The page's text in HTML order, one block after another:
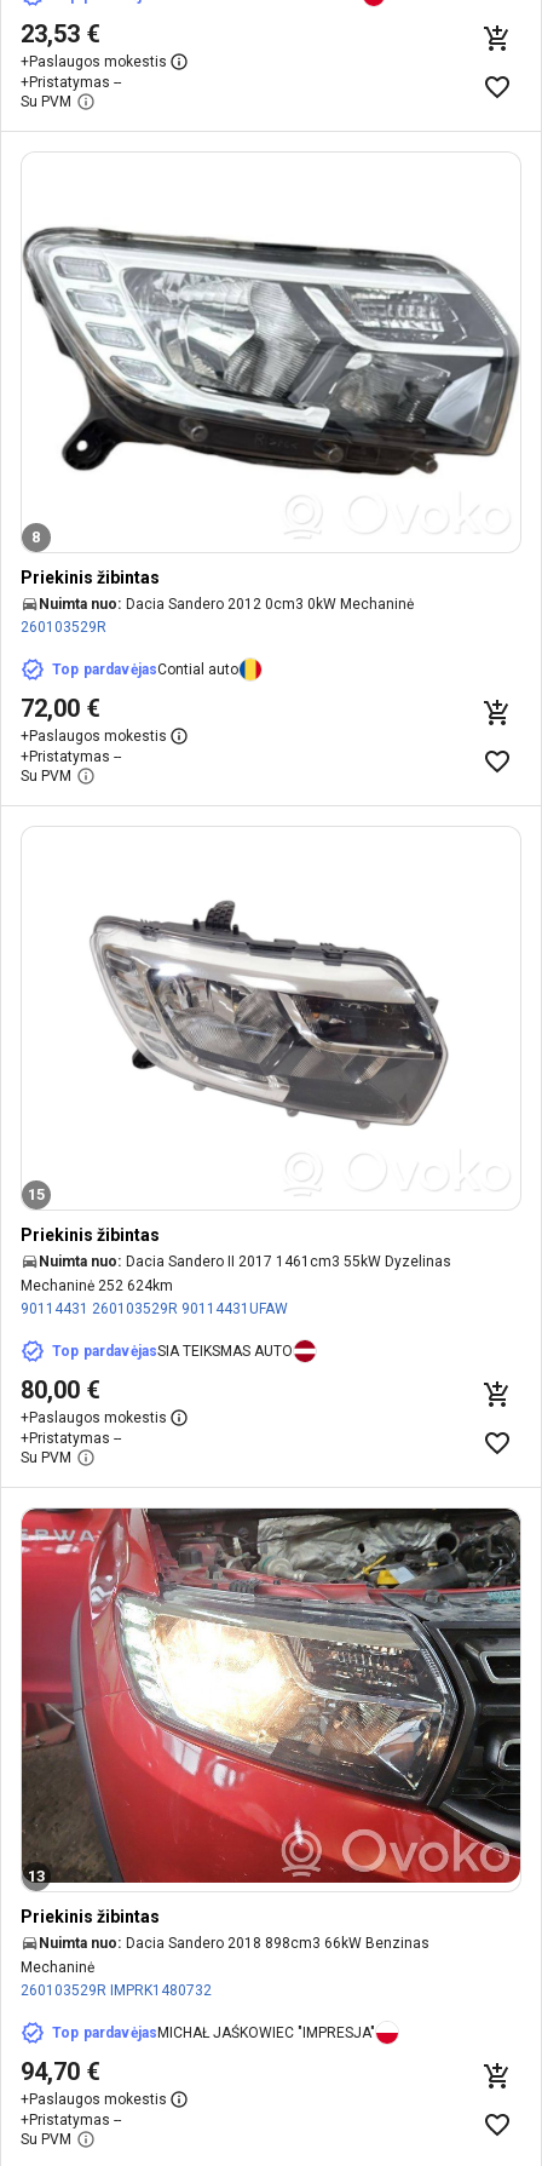
23,53 €
+Paslaugos mokestis
+Pristatymas --
Su PVM
8
Priekinis žibintas
Nuimta nuo: Dacia Sandero 2012 0cm3 0kW Mechaninė
260103529R
Top pardavėjasContial auto
72,00 €
+Paslaugos mokestis
+Pristatymas --
Su PVM
15
Priekinis žibintas
Nuimta nuo: Dacia Sandero II 2017 1461cm3 55kW Dyzelinas
Mechaninė 252 624km
90114431 260103529R 90114431UFAW
Top pardavėjasSIA TEIKSMAS AUTO
80,00 €
+Paslaugos mokestis
+Pristatymas --
Su PVM
13
Priekinis žibintas
Nuimta nuo: Dacia Sandero 2018 898cm3 66kW Benzinas
Mechaninė
260103529R IMPRK1480732
Top pardavėjasMICHAŁ JAŚKOWIEC "IMPRESJA"
94,70 €
+Paslaugos mokestis
+Pristatymas --
Su PVM